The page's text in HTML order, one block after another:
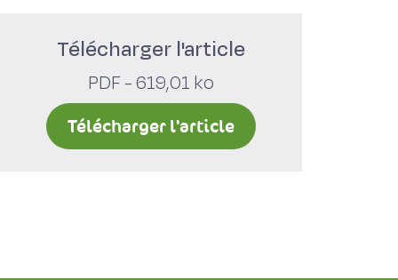
Télécharger l'article
PDF - 619,01 ko
Télécharger l'article